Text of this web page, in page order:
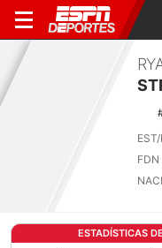
FDN
ESTADÍSTICAS